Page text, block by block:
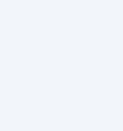
privaten Rente wissen musst